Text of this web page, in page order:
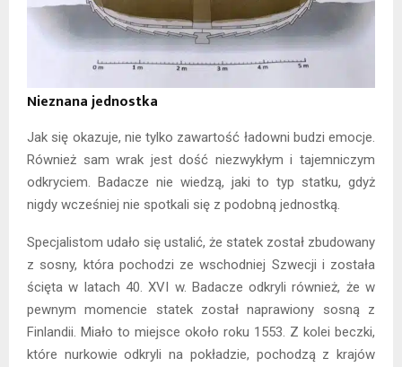
Nieznana jednostka
Jak się okazuje, nie tylko zawartość ładowni budzi emocje.
Również sam wrak jest dość niezwykłym i tajemniczym
odkryciem. Badacze nie wiedzą, jaki to typ statku, gdyż
nigdy wcześniej nie spotkali się z podobną jednostką.
Specjalistom udało się ustalić, że statek został zbudowany
z sosny, która pochodzi ze wschodniej Szwecji i została
ścięta w latach 40. XVI w. Badacze odkryli również, że w
pewnym momencie statek został naprawiony sosną z
Finlandii. Miało to miejsce około roku 1553. Z kolei beczki,
które nurkowie odkryli na pokładzie, pochodzą z krajów